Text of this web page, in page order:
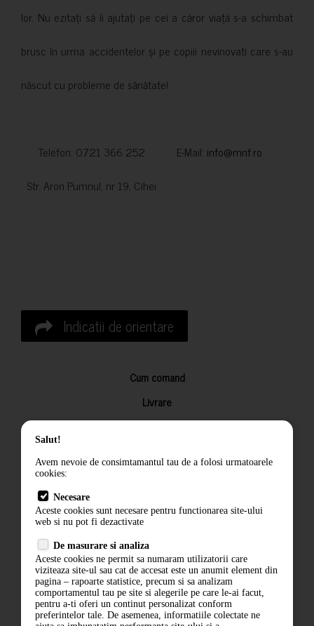
lor. Nu ezitați să îi ajutați pe cei a căror viață s-a schimbat
brusc în urma accidentelor și pe copiii nevinovati care s-au
născut cu probleme de sănătate!
Telefon: 0721 366 252 E-Mail: info@mnf.ro
Str. Aron Pumnul, nr 19, Cihei
Indicatii de orientare
Cum comand
Livrare
Returnarea produselor
Termeni si conditii
Politica de confidentialitate
ANPC
Salut!
Avem nevoie de consimtamantul tau de a folosi urmatoarele
cookies:
Necesare
Aceste cookies sunt necesare pentru functionarea site-ului
web si nu pot fi dezactivate
De masurare si analiza
Aceste cookies ne permit sa numaram utilizatorii care
viziteaza site-ul sau cat de accesat este un anumit element din
pagina – rapoarte statistice, precum si sa analizam
comportamentul tau pe site si alegerile pe care le-ai facut,
pentru a-ti oferi un continut personalizat conform
preferintelor tale. De asemenea, informatiile colectate ne